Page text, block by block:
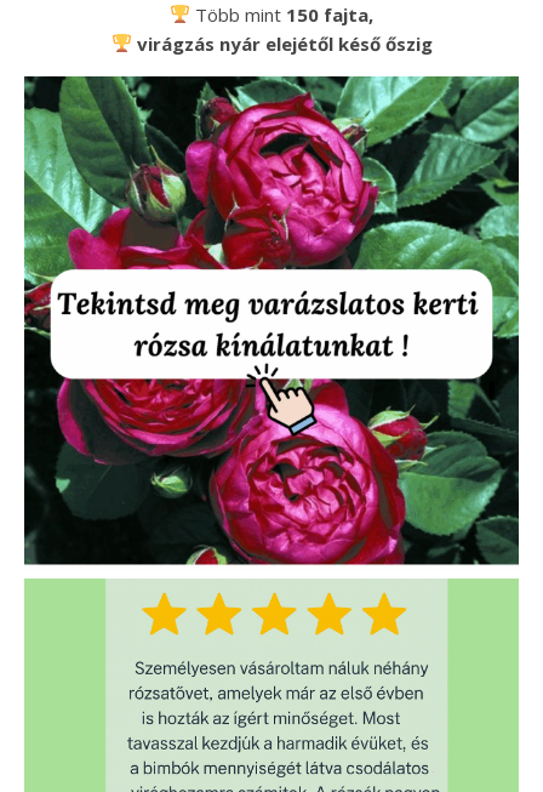
Több mint 150 fajta,
virágzás nyár elejétől késő őszig